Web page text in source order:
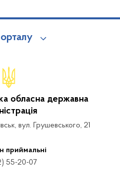
обласна державна
вул. Грушевського, 21
приймальні
55-20-07